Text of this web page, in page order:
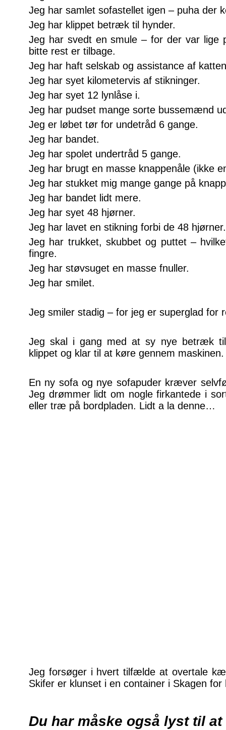
Jeg har samlet sofastellet igen – puha der
Jeg har klippet betræk til hynder.
Jeg har svedt en smule – for der var lige
bitte rest er tilbage.
Jeg har haft selskab og assistance af
Jeg har syet kilometervis af stikninger.
Jeg har syet 12 lynlåse i.
Jeg har pudset mange sorte bussemænd
Jeg er løbet tør for undetråd 6 gange.
Jeg har bandet.
Jeg har spolet undertråd 5 gange.
Jeg har brugt en masse knappenåle (ikke
Jeg har stukket mig mange gange på
Jeg har bandet lidt mere.
Jeg har syet 48 hjørner.
Jeg har lavet en stikning forbi de 48 hjørner.
Jeg har trukket, skubbet og puttet –
fingre.
Jeg har støvsuget en masse fnuller.
Jeg har smilet.
Jeg smiler stadig – for jeg er superglad for
Jeg skal i gang med at sy nye betræk
klippet og klar til at køre gennem maskinen.
En ny sofa og nye sofapuder kræver
Jeg drømmer lidt om nogle firkantede i
eller træ på bordpladen. Lidt a la denne…
Jeg forsøger i hvert tilfælde at overtale
Skifer er klunset i en container i Skagen
Du har måske også lyst til